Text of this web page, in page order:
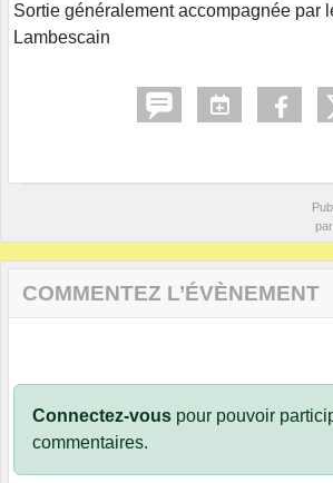
Sortie généralement accompagnée par
Lambescain
par
COMMENTEZ L’ÉVÈNEMENT
Connectez-vous pour pouvoir
commentaires.